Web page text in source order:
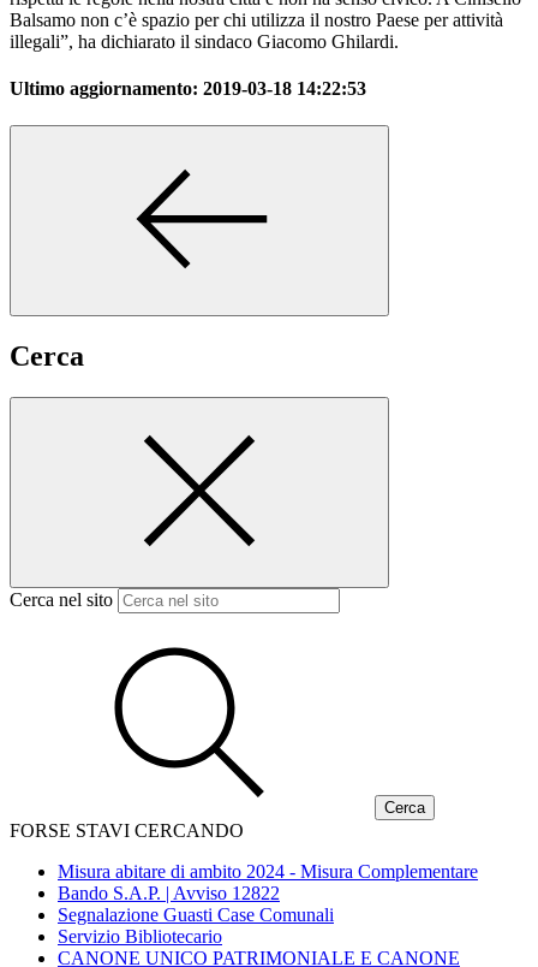
Balsamo non c’è spazio per chi utilizza il nostro Paese per attività
illegali”, ha dichiarato il sindaco Giacomo Ghilardi.
Ultimo aggiornamento: 2019-03-18 14:22:53
Cerca
Cerca nel sito
FORSE STAVI CERCANDO
Misura abitare di ambito 2024 - Misura Complementare
Bando S.A.P. | Avviso 12822
Segnalazione Guasti Case Comunali
Servizio Bibliotecario
CANONE UNICO PATRIMONIALE E CANONE